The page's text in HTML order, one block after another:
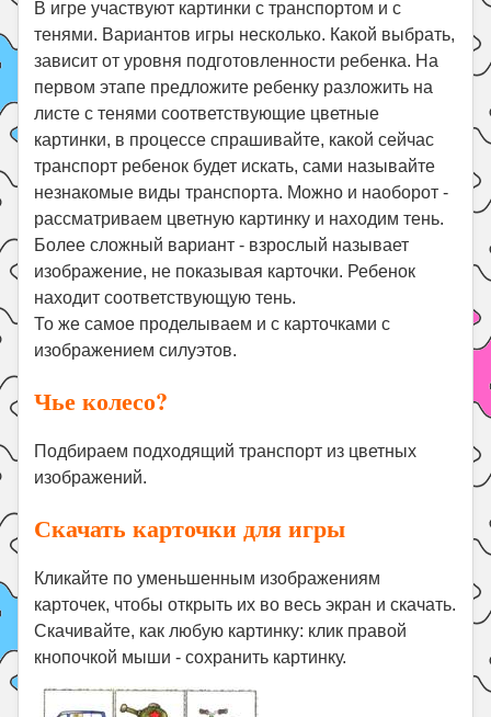
В игре участвуют картинки с транспортом и с
тенями. Вариантов игры несколько. Какой выбрать,
зависит от уровня подготовленности ребенка. На
первом этапе предложите ребенку разложить на
листе с тенями соответствующие цветные
картинки, в процессе спрашивайте, какой сейчас
транспорт ребенок будет искать, сами называйте
незнакомые виды транспорта. Можно и наоборот -
рассматриваем цветную картинку и находим тень.
Более сложный вариант - взрослый называет
изображение, не показывая карточки. Ребенок
находит соответствующую тень.
То же самое проделываем и с карточками с
изображением силуэтов.
Чье колесо?
Подбираем подходящий транспорт из цветных
изображений.
Скачать карточки для игры
Кликайте по уменьшенным изображениям
карточек, чтобы открыть их во весь экран и скачать.
Скачивайте, как любую картинку: клик правой
кнопочкой мыши - сохранить картинку.